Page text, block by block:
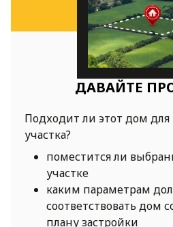
ДАВАЙТЕ
Подходит ли этот дом для
участка?
поместится ли
участке
каким параметрам
соответствовать дом
плану застройки